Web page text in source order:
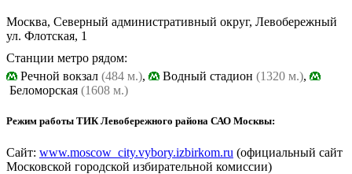
Москва, Северный административный округ, Левобережный
ул. Флотская, 1
Станции метро рядом:
Речной вокзал (484 м.), Водный стадион (1320 м.),
Беломорская (1608 м.)
Режим работы ТИК Левобережного района САО Москвы:
Сайт: www.moscow_city.vybory.izbirkom.ru (официальный сайт
Московской городской избирательной комиссии)